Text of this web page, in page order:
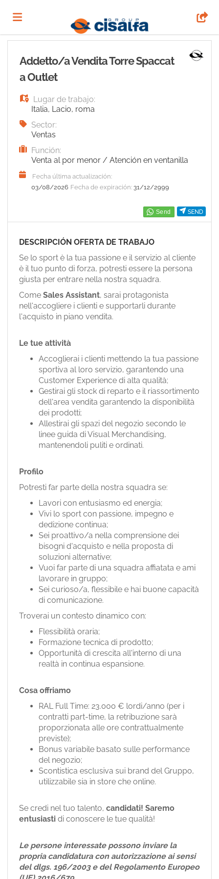
de
trabajo
CV
Acceso
Idioma
EN
FR
DE
ES
PT
SEND
Addetto/a Vendita Torre Spaccat
a Outlet
Lugar de trabajo:
Italia, Lacio, roma
Sector:
Ventas
Función:
Venta al por menor / Atención en ventanilla
Fecha última actualización:
03/08/2026 Fecha de expiración: 31/12/2999
DESCRIPCIÓN OFERTA DE TRABAJO
Se lo sport è la tua passione e il servizio al cliente
è il tuo punto di forza, potresti essere la persona
giusta per entrare nella nostra squadra.
Come Sales Assistant, sarai protagonista
nell'accogliere i clienti e supportarli durante
l'acquisto in piano vendita.
Le tue attività
Accoglierai i clienti mettendo la tua passione
sportiva al loro servizio, garantendo una
Customer Experience di alta qualità;
Gestirai gli stock di reparto e il riassortimento
dell'area vendita garantendo la disponibilità
dei prodotti;
Allestirai gli spazi del negozio secondo le
linee guida di Visual Merchandising,
mantenendoli puliti e ordinati.
Profilo
Potresti far parte della nostra squadra se:
Lavori con entusiasmo ed energia;
Vivi lo sport con passione, impegno e
dedizione continua;
Sei proattivo/a nella comprensione dei
bisogni d'acquisto e nella proposta di
soluzioni alternative;
Vuoi far parte di una squadra affiatata e ami
lavorare in gruppo;
Sei curioso/a, flessibile e hai buone capacità
di comunicazione.
Troverai un contesto dinamico con:
Flessibilità oraria;
Formazione tecnica di prodotto;
Opportunità di crescita all'interno di una
realtà in continua espansione.
Cosa offriamo
RAL Full Time: 23.000 € lordi/anno (per i
contratti part-time, la retribuzione sarà
proporzionata alle ore contrattualmente
previste);
Bonus variabile basato sulle performance
del negozio;
Scontistica esclusiva sui brand del Gruppo,
utilizzabile sia in store che online.
Se credi nel tuo talento, candidati! Saremo
entusiasti di conoscere le tue qualità!
Le persone interessate possono inviare la
propria candidatura con autorizzazione ai sensi
del dlgs. 196/2003 e del Regolamento Europeo